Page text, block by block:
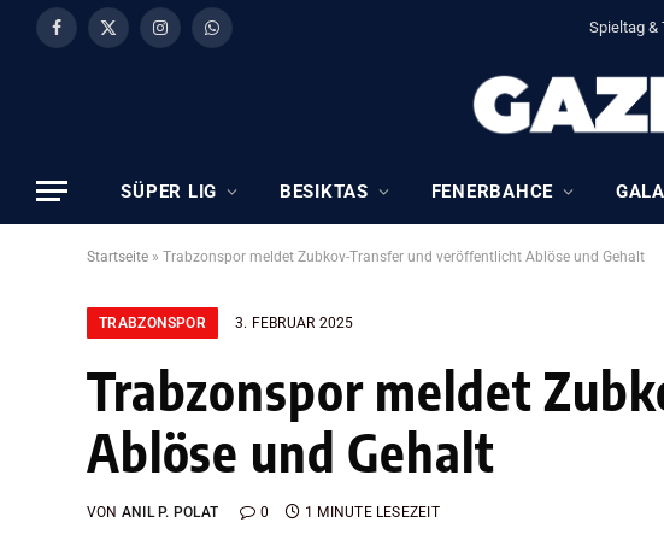
Facebook
X
InstagramWhatsApp Spieltag &
SÜPER LIG BESIKTAS FENERBAHCE
Startseite » Trabzonspor meldet Zubkov-Transfer und veröffentlicht Ablöse und Gehalt
TRABZONSPOR 3. FEBRUAR 2025
Trabzonspor meldet
Ablöse und Gehalt
VON ANIL P. POLAT 0 1 MINUTE LESEZEIT